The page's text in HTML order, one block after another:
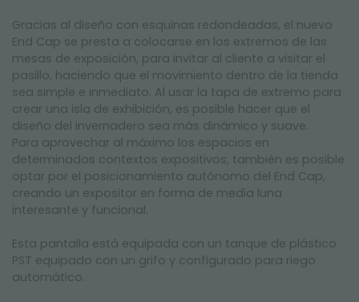
Gracias al diseño con esquinas redondeadas, el nuevo
End Cap se presta a colocarse en los extremos de las
mesas de exposición, para invitar al cliente a visitar el
pasillo, haciendo que el movimiento dentro de la tienda
sea simple e inmediato. Al usar la tapa de extremo para
crear una isla de exhibición, es posible hacer que el
diseño del invernadero sea más dinámico y suave.
Para aprovechar al máximo los espacios en
determinados contextos expositivos, también es posible
optar por el posicionamiento autónomo del End Cap,
creando un expositor en forma de media luna
interesante y funcional.
Esta pantalla está equipada con un tanque de plástico
PST equipado con un grifo y configurado para riego
automático.